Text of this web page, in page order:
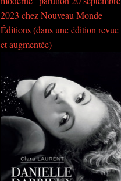
2023 chez Nouveau Monde
Éditions (dans une édition revue
et augmentée)